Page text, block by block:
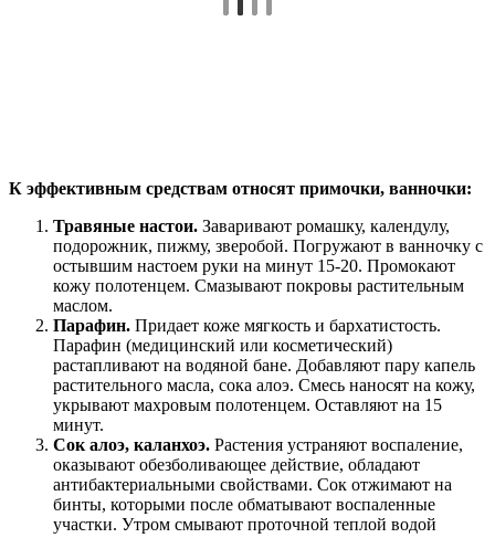
К эффективным средствам относят примочки, ванночки:
Травяные настои. Заваривают ромашку, календулу,
подорожник, пижму, зверобой. Погружают в ванночку с
остывшим настоем руки на минут 15-20. Промокают
кожу полотенцем. Смазывают покровы растительным
маслом.
Парафин. Придает коже мягкость и бархатистость.
Парафин (медицинский или косметический)
растапливают на водяной бане. Добавляют пару капель
растительного масла, сока алоэ. Смесь наносят на кожу,
укрывают махровым полотенцем. Оставляют на 15
минут.
Сок алоэ, каланхоэ. Растения устраняют воспаление,
оказывают обезболивающее действие, обладают
антибактериальными свойствами. Сок отжимают на
бинты, которыми после обматывают воспаленные
участки. Утром смывают проточной теплой водой